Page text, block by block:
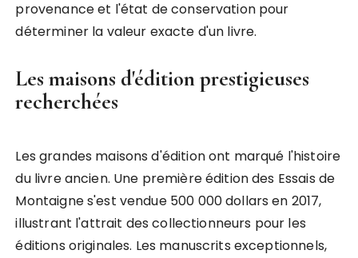
provenance et l'état de conservation pour
déterminer la valeur exacte d'un livre.
Les maisons d'édition prestigieuses
recherchées
Les grandes maisons d'édition ont marqué l'histoire
du livre ancien. Une première édition des Essais de
Montaigne s'est vendue 500 000 dollars en 2017,
illustrant l'attrait des collectionneurs pour les
éditions originales. Les manuscrits exceptionnels,